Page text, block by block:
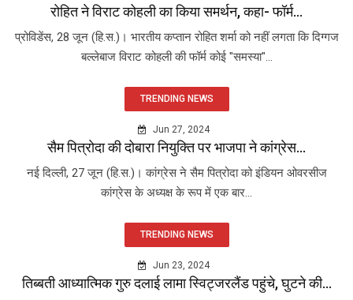
रोहित ने विराट कोहली का किया समर्थन, कहा- फॉर्म...
प्रोविडेंस, 28 जून (हि.स.)। भारतीय कप्तान रोहित शर्मा को नहीं लगता कि दिग्गज
बल्लेबाज विराट कोहली की फॉर्म कोई "समस्या"...
TRENDING NEWS
Jun 27, 2024
सैम पित्रोदा की दोबारा नियुक्ति पर भाजपा ने कांग्रेस...
नई दिल्ली, 27 जून (हि.स.)। कांग्रेस ने सैम पित्रोदा को इंडियन ओवरसीज
कांग्रेस के अध्यक्ष के रूप में एक बार...
TRENDING NEWS
Jun 23, 2024
तिब्बती आध्यात्मिक गुरु दलाई लामा स्विट्जरलैंड पहुंचे, घुटने की...